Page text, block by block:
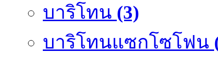
บาริโทน (3)
บาริโทนแซกโซโฟน